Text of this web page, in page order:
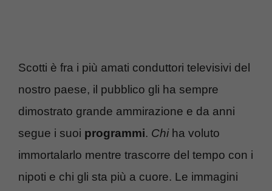
Scotti è fra i più amati conduttori televisivi del
nostro paese, il pubblico gli ha sempre
dimostrato grande ammirazione e da anni
segue i suoi programmi. Chiha voluto
immortalarlo mentre trascorre del tempo con i
nipoti e chi gli sta più a cuore. Le immagini